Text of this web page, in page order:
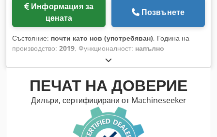
Информация за
цената
Позвънете
Състояние: почти като нов (употребяван), Година на
производство: 2019, Функционалност: напълно
, Използван охладител за въздух Atlas
Copco FX6 2,34 м³/мин 14 бара Година на производство:
2019 Dcjdozrtbiopfx Amhsk
ПЕЧАТ НА ДОВЕРИЕ
Дилъри, сертифицирани от Machineseeker